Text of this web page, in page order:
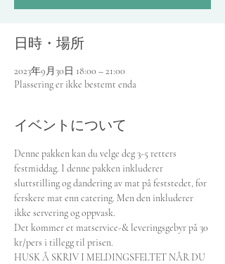
日時・場所
2023年9月30日 18:00 – 21:00
Plassering er ikke bestemt enda
イベントについて
Denne pakken kan du velge deg 3-5 retters
festmiddag. I denne pakken inkluderer
sluttstilling og dandering av mat på feststedet, for
ferskere mat enn catering. Men den inkluderer
ikke servering og oppvask.
Det kommer et matservice-& leveringsgebyr på 30
kr/pers i tillegg til prisen.
HUSK Å SKRIV I MELDINGSFELTET NÅR DU